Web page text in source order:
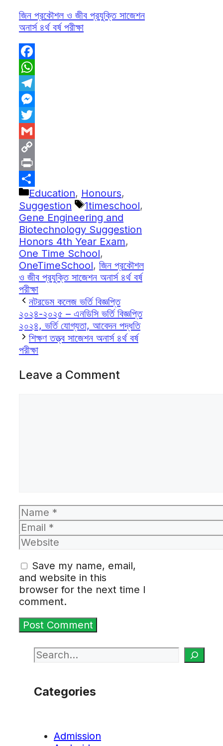
জিন প্রকৌশল ও জীব প্রযুক্তি সাজেশন
অনার্স ৪র্থ বর্ষ পরীক্ষা
Facebook
WhatsApp
Telegram
Messenger
Twitter
Gmail
Copy
Link
Print
Share
Categories
Education, Honours,
Suggestion
Tags
1timeschool,
Gene Engineering and
Biotechnology Suggestion
Honors 4th Year Exam,
One Time School,
OneTimeSchool, জিন প্রকৌশল
ও জীব প্রযুক্তি সাজেশন অনার্স ৪র্থ বর্ষ
পরীক্ষা
নটরডেম কলেজ ভর্তি বিজ্ঞপ্তি
২০২৪-২০২৫ – এনডিসি ভর্তি বিজ্ঞপ্তি
২০২৪, ভর্তি যোগ্যতা, আবেদন পদ্ধতি
শিক্ষণ তত্ত্ব সাজেশন অনার্স ৪র্থ বর্ষ
পরীক্ষা
Leave a Comment
Name
Email
Website
Save my name, email,
and website in this
browser for the next time I
comment.
Search
Categories
Admission